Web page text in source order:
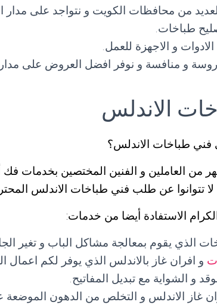
من محافظات الكويت و نتواجد على مدار
طباخات.
و الاجهزة للعمل.
و منافسة و نوفر افضل العروض على مدار
الاندلس
فني طباخات الاندلس؟
من العاملين و الفنين المختصين بخدمات
لا تتوانوا عن طلب فني طباخات الاندلس
الاستفادة أيضا من خدمات:
الذي يقوم بمعالجة مشاكل الباب و تغير
و افران غاز بالاندلس الذي يوفر لكم اعمال
و الشواية مع تبديل المفاتيح.
غاز الاندلس و التخلص من الدهون الموضعة